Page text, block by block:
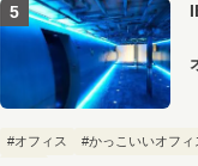
#オフィス #かっこいいオフィ